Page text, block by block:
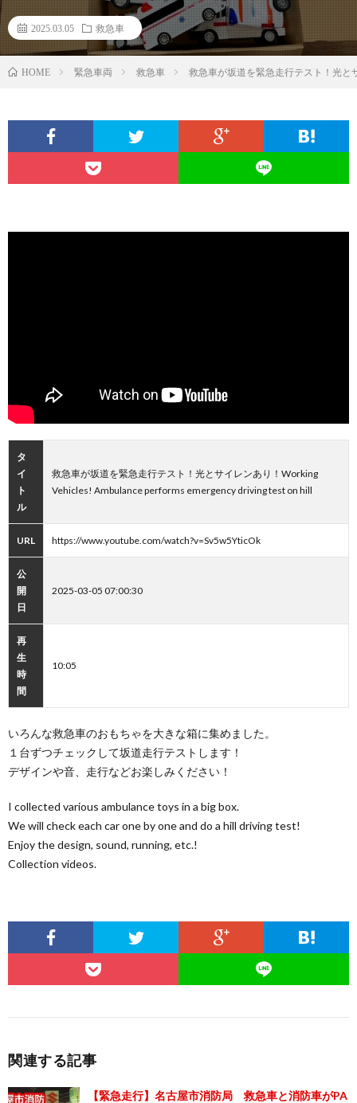
2025.03.05 救急車
HOME 緊急車両 救急車 救急車が坂道を緊急走行テスト！光
タ
イ
ト
ル
救急車が坂道を緊急走行テスト！光とサイレンあり！Working
Vehicles! Ambulance performs emergency driving test on hill
URL https://www.youtube.com/watch?v=Sv5w5YticOk
公
開
日
2025-03-05 07:00:30
再
生
時
間
10:05
いろんな救急車のおもちゃを大きな箱に集めました。
１台ずつチェックして坂道走行テストします！
デザインや音、走行などお楽しみください！
I collected various ambulance toys in a big box.
We will check each car one by one and do a hill driving test!
Enjoy the design, sound, running, etc.!
Collection videos.
関連する記事
【緊急走行】名古屋市消防局 救急車と消防車がPA